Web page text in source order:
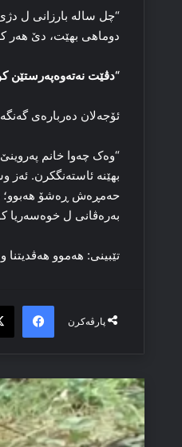
“چل سالە بارزانی ل
دوماهی بهێت، دێ هەر
“دڤێت نەتەوەپەرستێن
ئۆجەلان دەربارەی
“وەک چەوا خانم
بهێنە ئاستەنگکرن. ئەز
حەمڕەش ڕەشۆ هەبوو؛
بەرەڤانی ل
تێبینی: هەموو
پارڤەکرن